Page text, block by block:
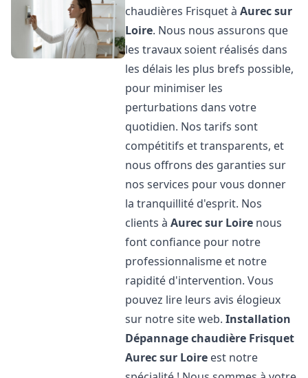
chaudières Frisquet àAurec sur
Loire. Nous nous assurons que
les travaux soient réalisés dans
les délais les plus brefs possible,
pour minimiser les
perturbations dans votre
quotidien. Nos tarifs sont
compétitifs et transparents, et
nous offrons des garanties sur
nos services pour vous donner
la tranquillité d'esprit. Nos
clients àAurec sur Loire nous
font confiance pour notre
professionnalisme et notre
rapidité d'intervention. Vous
pouvez lire leurs avis élogieux
sur notre site web.Installation
Dépannage chaudière Frisquet
Aurec sur Loire est notre